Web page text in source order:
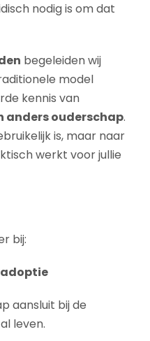
nodig is om dat
begeleiden wij
model
kennis van
anders ouderschap.
is, maar naar
werkt voor jullie
bij:
aansluit bij de
leven.